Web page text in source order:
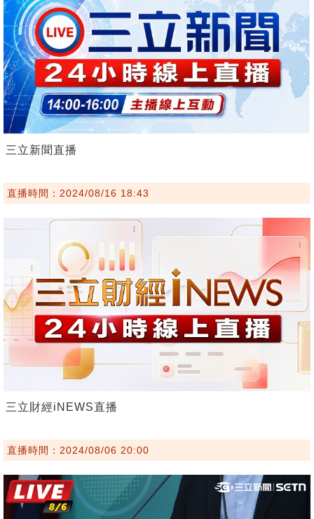
三立新聞直播
直播時間：2024/08/16 18:43
三立財經iNEWS直播
直播時間：2024/08/06 20:00